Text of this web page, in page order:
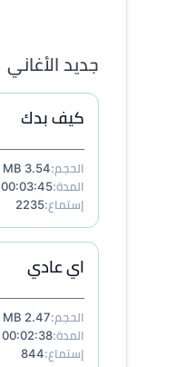
جديد الأغاني
كيف بدك
الحجم:3.54 MB
المدة:00:03:45 دقيقة
إستماع:2235
اي عادي
الحجم:2.47 MB
المدة:00:02:38 دقيقة
إستماع:844